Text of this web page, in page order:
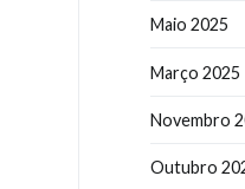
Maio 2025
Março 2025
Novembro
Outubro